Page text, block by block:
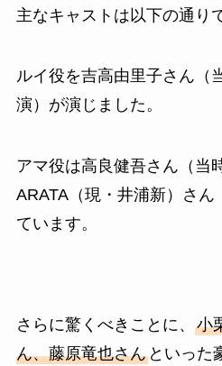
主なキャストは以下の通り
ルイ役を吉高由里子さん（
演）が演じました。
アマ役は高良健吾さん（当
ARATA（現・井浦新）さん
ています。
さらに驚くべきことに、 小
ん、藤原竜也さんといった